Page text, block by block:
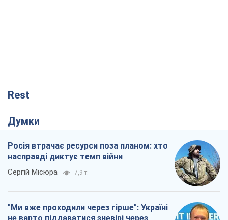
Rest
Думки
Росія втрачає ресурси поза планом: хто
насправді диктує темп війни
Сергій Місюра 7,9 т.
"Ми вже проходили через гірше": Україні